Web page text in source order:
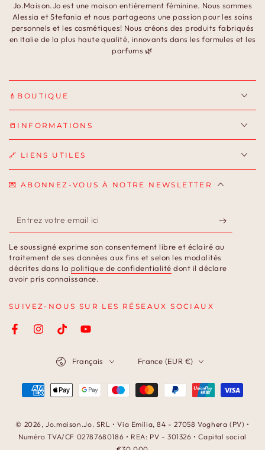
Jo.Maison.Jo est une maison entièrement féminine. Nous sommes
Alessia et Stefania et nous partageons une passion pour les soins
personnels et les cosmétiques! Nous créons des produits fabriqués
en Italie de la plus haute qualité, innovants dans les formules et les
parfums 🌿
💄BOUTIQUE
📒INFORMATIONS
🔗 LIENS UTILES
💌 ABONNEZ-VOUS À NOTRE NEWSLETTER
Entrez
votre
email
ici
Le soussigné exprime son consentement libre et éclairé au
traitement de ses données aux fins et selon les modalités
décrites dans la politique de confidentialité dont il déclare
avoir pris connaissance.
SUIVEZ-NOUS SUR LES RÉSEAUX SOCIAUX
FacebookInstagramTikTokYouTube
© 2026,Jo.maison.Jo. SRL • Via Emilia, 84 - 27058 Voghera (PV) •
Numéro TVA/CF 02787680186 • REA: PV - 301326 • Capital social
Français France (EUR €)
Modes
paiement